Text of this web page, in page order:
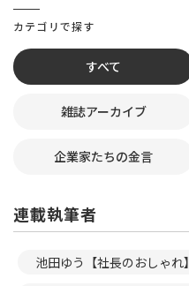
カテゴリで探す
すべて
雑誌アーカイブ
企業家たちの金言
連載執筆者
池田ゆう【社長のおしゃれ】